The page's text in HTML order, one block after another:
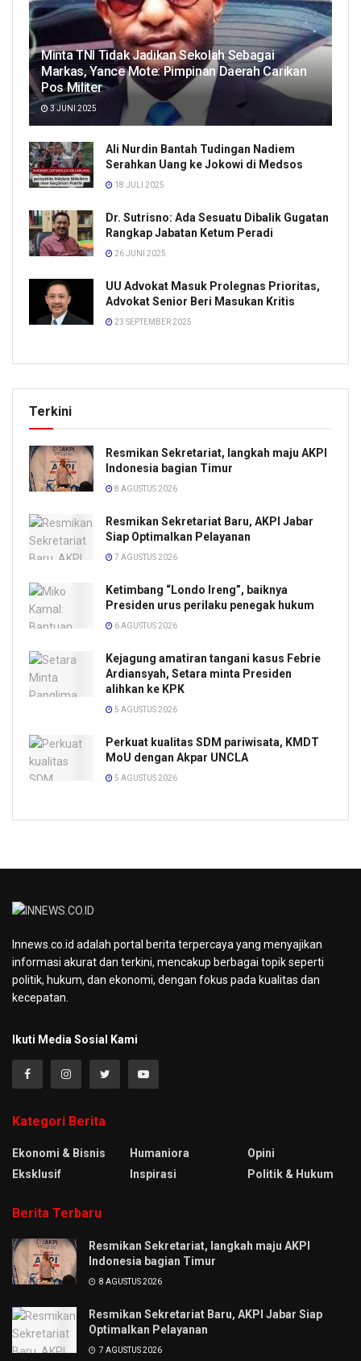
Minta TNI Tidak Jadikan Sekolah Sebagai
Markas, Yance Mote: Pimpinan Daerah Carikan
Pos Militer
3 JUNI 2025
Ali Nurdin Bantah Tudingan Nadiem
Serahkan Uang ke Jokowi di Medsos
18 JULI 2025
Dr. Sutrisno: Ada Sesuatu Dibalik Gugatan
Rangkap Jabatan Ketum Peradi
26 JUNI 2025
UU Advokat Masuk Prolegnas Prioritas,
Advokat Senior Beri Masukan Kritis
23 SEPTEMBER 2025
Terkini
Resmikan Sekretariat, langkah maju AKPI
Indonesia bagian Timur
8 AGUSTUS 2026
Resmikan Sekretariat Baru, AKPI Jabar
Siap Optimalkan Pelayanan
7 AGUSTUS 2026
Ketimbang “Londo Ireng”, baiknya
Presiden urus perilaku penegak hukum
6 AGUSTUS 2026
Kejagung amatiran tangani kasus Febrie
Ardiansyah, Setara minta Presiden
alihkan ke KPK
5 AGUSTUS 2026
Perkuat kualitas SDM pariwisata, KMDT
MoU dengan Akpar UNCLA
5 AGUSTUS 2026
Innews.co.id adalah portal berita terpercaya yang menyajikan
informasi akurat dan terkini, mencakup berbagai topik seperti
politik, hukum, dan ekonomi, dengan fokus pada kualitas dan
kecepatan.
Ikuti Media Sosial Kami
Kategori Berita
Ekonomi & Bisnis
Eksklusif
Humaniora
Inspirasi
Opini
Politik & Hukum
Berita Terbaru
Resmikan Sekretariat, langkah maju AKPI
Indonesia bagian Timur
8 AGUSTUS 2026
Resmikan Sekretariat Baru, AKPI Jabar Siap
Optimalkan Pelayanan
7 AGUSTUS 2026